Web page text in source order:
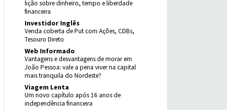
lição sobre dinheiro, tempo e liberdade
financeira
Investidor Inglês
Venda coberta de Put com Ações, CDBs,
Tesouro Direto
Web Informado
Vantagens e desvantagens de morar em
João Pessoa: vale a pena viver na capital
mais tranquila do Nordeste?
Viagem Lenta
Um novo capítulo após 16 anos de
independência financeira